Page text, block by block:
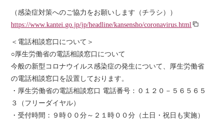
（感染症対策へのご協力をお願いします（チラシ））
https://www.kantei.go.jp/jp/headline/kansensho/coronavirus.html
＜電話相談窓口について＞
○厚生労働省の電話相談窓口について
今般の新型コロナウイルス感染症の発生について、厚生労働省
の電話相談窓口を設置しております。
・厚生労働省の電話相談窓口 電話番号：０１２０－５６５６５
３（フリーダイヤル）
・受付時間：９時００分～２１時００分（土日・祝日も実施）